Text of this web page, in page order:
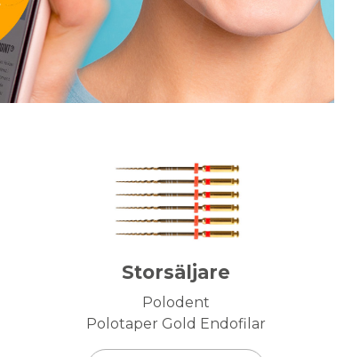
Storsäljare
Polodent
Polotaper Gold Endofilar